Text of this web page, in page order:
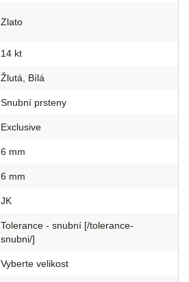
Zlato
14 kt
Žlutá Bílá
Snubní prsteny
Exclusive
6 mm
6 mm
JK
Tolerance - snubní [/tolerance-
snubni/]
Vyberte velikost